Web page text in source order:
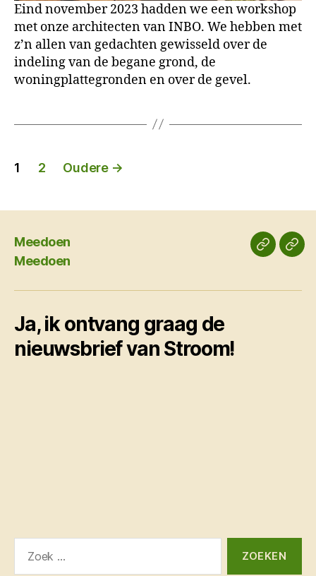
Eind november 2023 hadden we een workshop
met onze architecten van INBO. We hebben met
z’n allen van gedachten gewisseld over de
indeling van de begane grond, de
woningplattegronden en over de gevel.
Berichten
1 2 Oudere →
Meedoen
Meedoen
Meedoen
Ja, ik ontvang graag de
nieuwsbrief van Stroom!
naar: